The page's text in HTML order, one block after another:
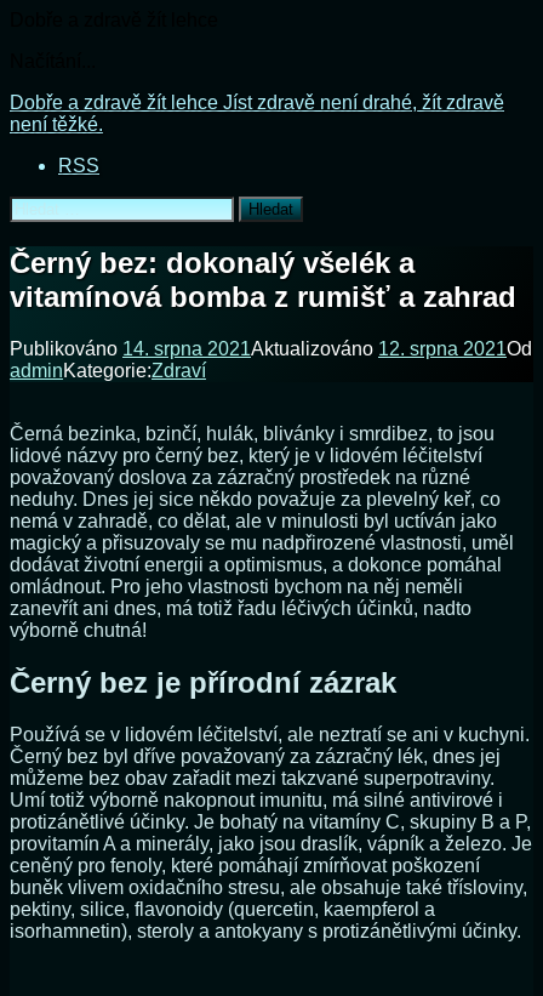
Přejít
k
webu
Dobře a zdravě žít lehce Jíst zdravě není drahé, žít zdravě
není těžké.
RSS
Vyhledávání
Černý bez: dokonalý všelék a
vitamínová bomba z rumišť a zahrad
Publikováno 14. srpna 2021Aktualizováno 12. srpna 2021Od
adminKategorie:Zdraví
Černá bezinka, bzinčí, hulák, blivánky i smrdibez, to jsou
lidové názvy pro černý bez, který je v lidovém léčitelství
považovaný doslova za zázračný prostředek na různé
neduhy. Dnes jej sice někdo považuje za plevelný keř, co
nemá v zahradě, co dělat, ale v minulosti byl uctíván jako
magický a přisuzovaly se mu nadpřirozené vlastnosti, uměl
dodávat životní energii a optimismus, a dokonce pomáhal
omládnout. Pro jeho vlastnosti bychom na něj neměli
zanevřít ani dnes, má totiž řadu léčivých účinků, nadto
výborně chutná!
Černý bez je přírodní zázrak
Používá se v lidovém léčitelství, ale neztratí se ani v kuchyni.
Černý bez byl dříve považovaný za zázračný lék, dnes jej
můžeme bez obav zařadit mezi takzvané superpotraviny.
Umí totiž výborně nakopnout imunitu, má silné antivirové i
protizánětlivé účinky. Je bohatý na vitamíny C, skupiny B a P,
provitamín A a minerály, jako jsou draslík, vápník a železo. Je
ceněný pro fenoly, které pomáhají zmírňovat poškození
buněk vlivem oxidačního stresu, ale obsahuje také třísloviny,
pektiny, silice, flavonoidy (quercetin, kaempferol a
isorhamnetin), steroly a antokyany s protizánětlivými účinky.